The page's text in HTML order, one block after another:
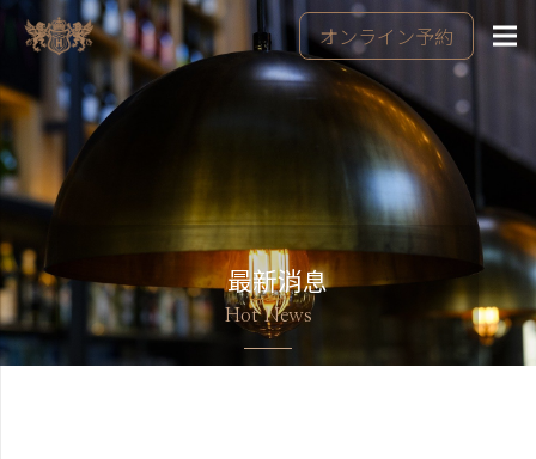
オンライン予約
最新消息
Hot News